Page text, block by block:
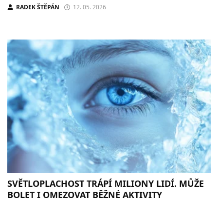
RADEK ŠTĚPÁN 12. 05. 2026
SVĚTLOPLACHOST TRÁPÍ MILIONY LIDÍ. MŮŽE
BOLET I OMEZOVAT BĚŽNÉ AKTIVITY